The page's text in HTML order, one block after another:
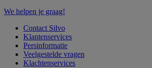
We helpen je graag!
Contact Silvo
Klantenservices
Persinformatie
Veelgestelde vragen
Klachtenservices